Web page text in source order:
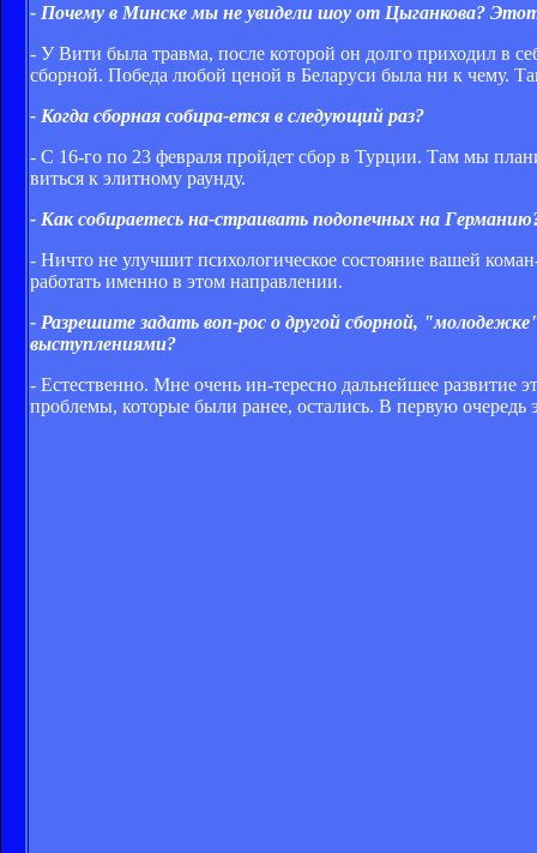
- Почему в Минске мы не увидели шоу от Цыганкова?
- У Вити была травма, после которой он долго приходил в
сборной. Победа любой ценой в Беларуси была ни к чему.
- Когда сборная собира­-ется в следующий раз?
- С 16-го по 23 февраля пройдет сбор в Турции. Там мы
виться к элитному раунду.
- Как собираетесь на­-страивать подопечных на
- Ничто не улучшит психологическое состояние вашей
работать именно в этом направлении.
- Разрешите задать воп­-рос о другой сборной,
выступлениями?
- Естественно. Мне очень ин­-тересно дальнейшее развитие
проблемы, которые были ранее, остались. В первую очередь